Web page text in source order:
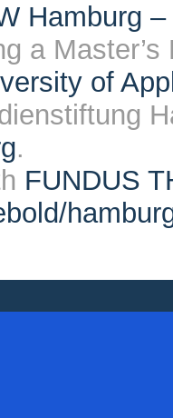
Hamburg
a
of
.
FUNDUS